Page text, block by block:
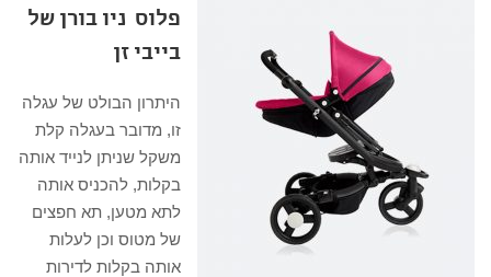
פלוס ניו בורן של
בייבי זן
היתרון הבולט של עגלה
זו, מדובר בעגלה קלת
משקל שניתן לנייד אותה
בקלות, להכניס אותה
לתא מטען, תא חפצים
של מטוס וכן לעלות
אותה בקלות לדירות